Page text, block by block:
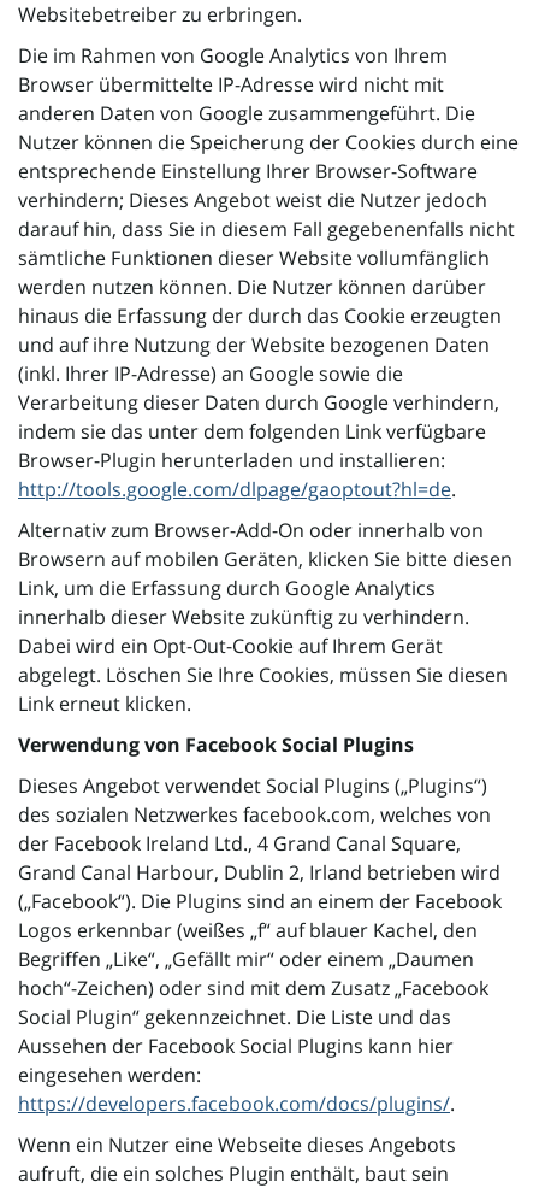
Websitebetreiber zu erbringen.
Die im Rahmen von Google Analytics von Ihrem
Browser übermittelte IP-Adresse wird nicht mit
anderen Daten von Google zusammengeführt. Die
Nutzer können die Speicherung der Cookies durch eine
entsprechende Einstellung Ihrer Browser-Software
verhindern; Dieses Angebot weist die Nutzer jedoch
darauf hin, dass Sie in diesem Fall gegebenenfalls nicht
sämtliche Funktionen dieser Website vollumfänglich
werden nutzen können. Die Nutzer können darüber
hinaus die Erfassung der durch das Cookie erzeugten
und auf ihre Nutzung der Website bezogenen Daten
(inkl. Ihrer IP-Adresse) an Google sowie die
Verarbeitung dieser Daten durch Google verhindern,
indem sie das unter dem folgenden Link verfügbare
Browser-Plugin herunterladen und installieren:
http://tools.google.com/dlpage/gaoptout?hl=de.
Alternativ zum Browser-Add-On oder innerhalb von
Browsern auf mobilen Geräten, klicken Sie bitte diesen
Link, um die Erfassung durch Google Analytics
innerhalb dieser Website zukünftig zu verhindern.
Dabei wird ein Opt-Out-Cookie auf Ihrem Gerät
abgelegt. Löschen Sie Ihre Cookies, müssen Sie diesen
Link erneut klicken.
Verwendung von Facebook Social Plugins
Dieses Angebot verwendet Social Plugins („Plugins“)
des sozialen Netzwerkes facebook.com, welches von
der Facebook Ireland Ltd., 4 Grand Canal Square,
Grand Canal Harbour, Dublin 2, Irland betrieben wird
(„Facebook“). Die Plugins sind an einem der Facebook
Logos erkennbar (weißes „f“ auf blauer Kachel, den
Begriffen „Like“, „Gefällt mir“ oder einem „Daumen
hoch“-Zeichen) oder sind mit dem Zusatz „Facebook
Social Plugin“ gekennzeichnet. Die Liste und das
Aussehen der Facebook Social Plugins kann hier
eingesehen werden:
https://developers.facebook.com/docs/plugins/.
Wenn ein Nutzer eine Webseite dieses Angebots
aufruft, die ein solches Plugin enthält, baut sein